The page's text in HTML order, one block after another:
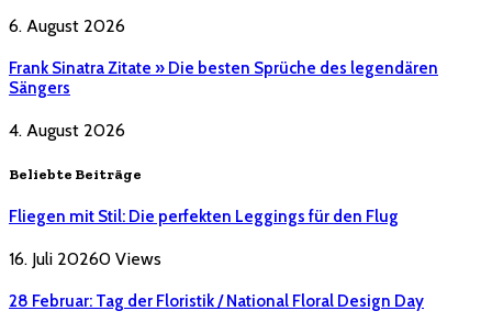
6. August 2026
Frank Sinatra Zitate » Die besten Sprüche des legendären
Sängers
4. August 2026
Beliebte Beiträge
Fliegen mit Stil: Die perfekten Leggings für den Flug
16. Juli 20260 Views
28 Februar: Tag der Floristik / National Floral Design Day